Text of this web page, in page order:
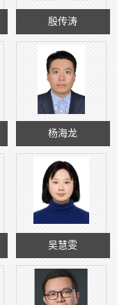
殷传涛
杨海龙
吴慧雯